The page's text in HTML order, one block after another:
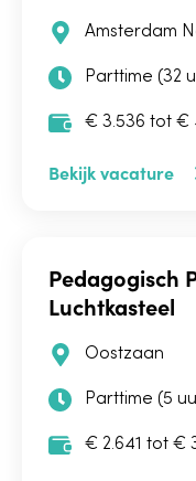
Amsterdam
Parttime (32
€ 3.536 tot €
Bekijk vacature
Pedagogisch
Luchtkasteel
Oostzaan
Parttime (5
€ 2.641 tot €